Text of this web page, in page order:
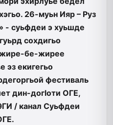
26-муьн Ияр – Руз
- суьфдеи э хуьшде
сохдигьо
жире-бе-жирее
эз екигегьо
фестиваль
дин-догlоти ОГЕ,
/ канал Суьфдеи